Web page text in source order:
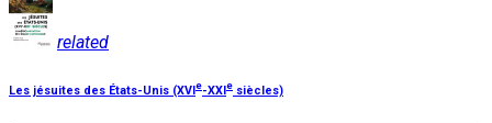
related
Les jésuites des États-Unis (XVIe-XXIe siècles)